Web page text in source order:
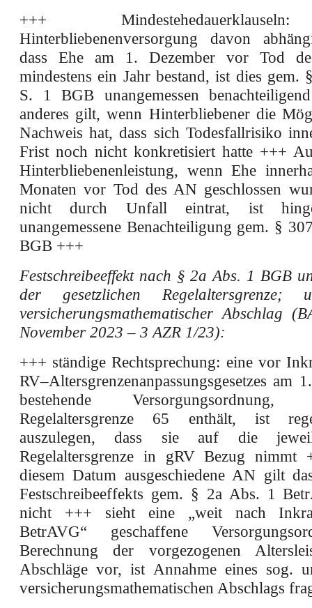
+++
Hinterbliebenenversorgung davon
dass Ehe am 1. Dezember vor Tod
mindestens ein Jahr bestand, ist dies gem.
S. 1 BGB unangemessen
anderes gilt, wenn Hinterbliebener die
Nachweis hat, dass sich Todesfallrisiko
Frist noch nicht konkretisiert hatte +++
Hinterbliebenenleistung, wenn Ehe
Monaten vor Tod des AN geschlossen
nicht durch Unfall eintrat, ist
unangemessene Benachteiligung gem. §
BGB +++
Festschreibeeffekt nach § 2a Abs. 1 BGB
der gesetzlichen Regelaltersgrenze;
versicherungsmathematischer Abschlag
November 2023 – 3 AZR 1/23):
+++ ständige Rechtsprechung: eine vor
RV–Altersgrenzenanpassungsgesetzes am
bestehende
Regelaltersgrenze 65 enthält, ist
auszulegen, dass sie auf die
Regelaltersgrenze in gRV Bezug
diesem Datum ausgeschiedene AN gilt
Festschreibeeffekts gem. § 2a Abs. 1
nicht +++ sieht eine „weit nach
BetrAVG“ geschaffene
Berechnung der vorgezogenen
Abschläge vor, ist Annahme eines sog.
versicherungsmathematischen Abschlags